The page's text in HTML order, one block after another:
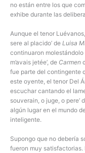
no están entre los que
exhibe durante las
Aunque el tenor
sere al placido’ de Luisa
continuaron molestándolo
m’avais jetée’, de Carmen
fue parte del contingente
este oyente, el tenor Del
escuchar cantando el
souverain, o juge, o pere’
algún lugar en el mundo
inteligente.
Supongo que no debería
fueron muy satisfactorias.